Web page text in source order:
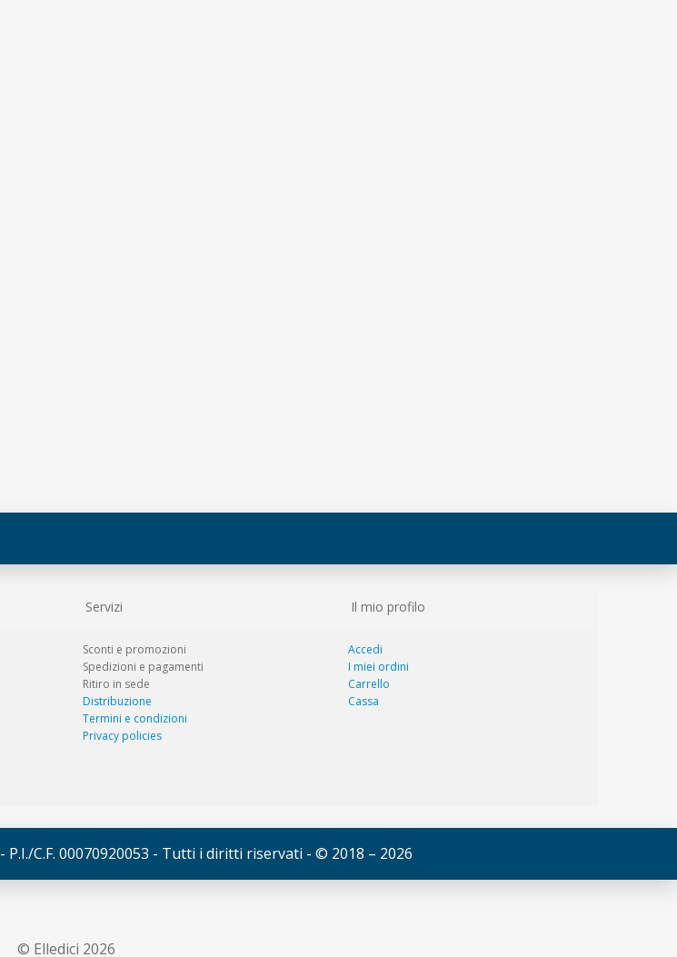
Servizi Il mio profilo
Sconti e promozioni
Spedizioni e pagamenti
Ritiro in sede
Distribuzione
Termini e condizioni
Privacy policies
Accedi
I miei ordini
Carrello
Cassa
C.F. 00070920053 - Tutti i diritti riservati - © 2018 – 2026
© Elledici 2026